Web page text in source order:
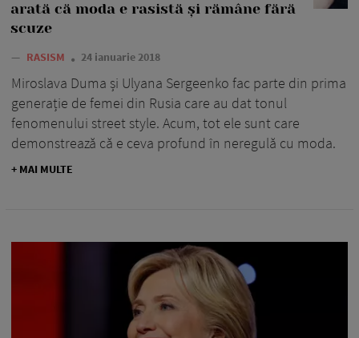
arată că moda e rasistă și rămâne fără
scuze
— RASISM 24 ianuarie 2018
Miroslava Duma și Ulyana Sergeenko fac parte din prima
generație de femei din Rusia care au dat tonul
fenomenului street style. Acum, tot ele sunt care
demonstrează că e ceva profund în neregulă cu moda.
+ MAI MULTE